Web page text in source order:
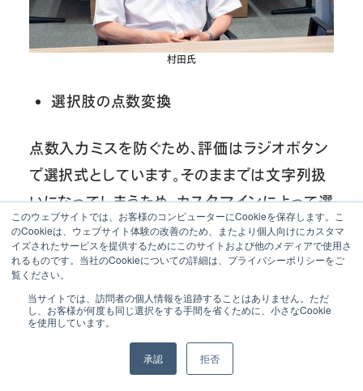
このウェブサイトでは、お客様のコンピューターにCookieを保存します。こ
のCookieは、ウェブサイト体験の改善のため、またより個人向けにカスタマ
イズされたサービスを提供するためにこのサイトおよび他のメディアで使用さ
れるものです。当社のCookieについての詳細は、プライバシーポリシーをご
覧ください。
当サイトでは、訪問者の個人情報を追跡することはありません。ただ
し、お客様が何度も同じ選択をする手間を省くために、小さなCookie
を使用しています。
承認 拒否
村田氏
選択肢の点数変換
点数入力ミスを防ぐため、評価はラジオボタン
で選択式としています。そのままでは文字列扱
いになってしまうため、カスタマインによって選
択肢を数値に変換。自動で合計・平均・スコア
が計算されるようになっています。
評価項目ごとの満点の違いに対応
ビルや評価項目によって満点が80点・100点
など異なる場合もあります。それぞれに応じた